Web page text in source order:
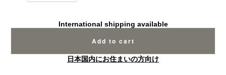
International shipping available
Add to cart
日本国内にお住まいの方向け